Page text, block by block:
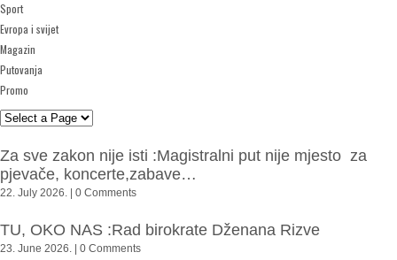
Sport
Evropa i svijet
Magazin
Putovanja
Promo
Za sve zakon nije isti :Magistralni put nije mjesto za
pjevače, koncerte,zabave…
22. July 2026. | 0 Comments
TU, OKO NAS :Rad birokrate Dženana Rizve
23. June 2026. | 0 Comments